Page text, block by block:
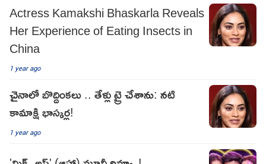
Actress Kamakshi Bhaskarla Reveals
Her Experience of Eating Insects in
China
1 year ago
చైనాలో బొద్దింకలు .. తేళ్లు ట్రై చేశాను: నటి
కామాక్షి భాస్కర్ల!
1 year ago